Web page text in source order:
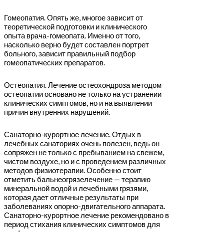
Гомеопатия. Опять же, многое зависит от
теоретической подготовки и клинического
опыта врача-гомеопата. Именно от того,
насколько верно будет составлен портрет
больного, зависит правильный подбор
гомеопатических препаратов.
Остеопатия. Лечение остеохондроза методом
остеопатии основано не только на устранении
клинических симптомов, но и на выявлении
причин внутренних нарушений.
Санаторно-курортное лечение. Отдых в
лечебных санаториях очень полезен, ведь он
сопряжен не только с пребыванием на свежем,
чистом воздухе, но и с проведением различных
методов физиотерапии. Особенно стоит
отметить бальнеогрязелечение — терапию
минеральной водой и лечебными грязями,
которая дает отличные результаты при
заболеваниях опорно-двигательного аппарата.
Санаторно-курортное лечение рекомендовано в
период стихания клинических симптомов для